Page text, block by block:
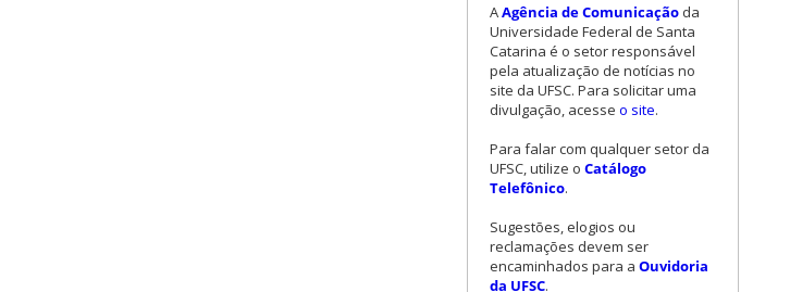
AAgência de Comunicação da
Universidade Federal de Santa
Catarina é o setor responsável
pela atualização de notícias no
site da UFSC. Para solicitar uma
divulgação, acesse o site.
Para falar com qualquer setor da
UFSC, utilize o Catálogo
Telefônico.
Sugestões, elogios ou
reclamações devem ser
encaminhados para a Ouvidoria
da UFSC.